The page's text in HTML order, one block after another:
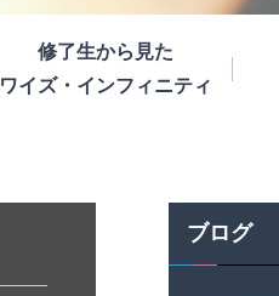
修了生から見た
ワイズ・インフィニティ
ブログ